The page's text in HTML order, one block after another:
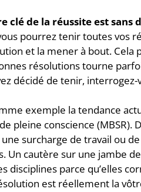
clé de la réussite est
pourrez tenir toutes vos
et la mener à bout. Cela
résolutions tourne
décidé de tenir,
exemple la tendance
pleine conscience
surcharge de travail ou
Un cautère sur une jambe
disciplines parce qu’elles
est réellement la